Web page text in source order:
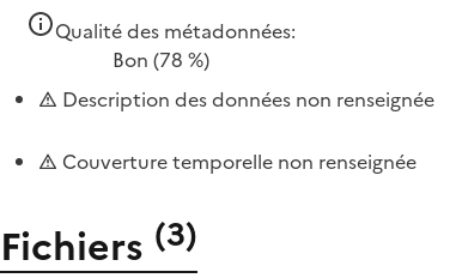
Qualité des métadonnées:
Bon (78 %)
Description des données non renseignée
Couverture temporelle non renseignée
Fichiers (3)